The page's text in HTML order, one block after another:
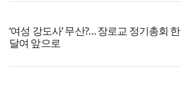
‘여성 강도사’ 무산?… 장로교 정기총회 한
달여 앞으로